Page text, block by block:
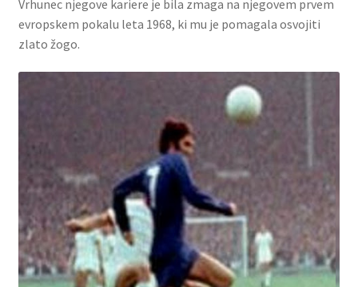
Vrhunec njegove kariere je bila zmaga na njegovem prvem
evropskem pokalu leta 1968, ki mu je pomagala osvojiti
zlato žogo.